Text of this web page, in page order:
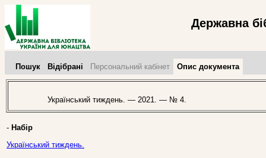
Державна
Пошук Відібрані Персональний кабінет Опис документа
Український тиждень. — 2021. — № 4.
- Набір
Український тиждень.